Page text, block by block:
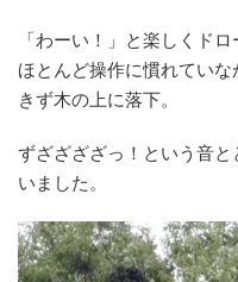
「わーい！」と楽しくド
ほとんど操作に慣れてい
きず木の上に落下。
ずざざざざっ！という音
いました。